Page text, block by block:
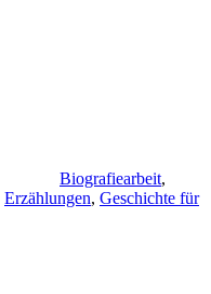
Biografiearbeit,
Erzählungen, Geschichte für